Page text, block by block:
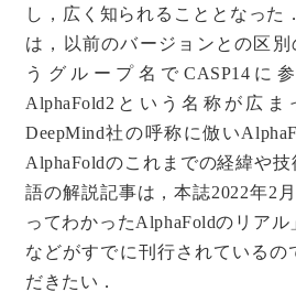
し，広く知られることとなった
は，以前のバージョンとの区別
うグループ名でCASP14に
AlphaFold2という名称が広
DeepMind社の呼称に倣い
AlphaFoldのこれまでの経緯や
語の解説記事は，本誌2022年2
ってわかったAlphaFoldのリア
などがすでに刊行されているの
だきたい．